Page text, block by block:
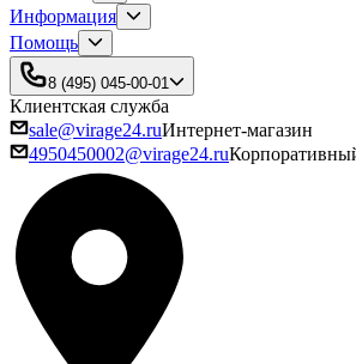
Информация
Помощь
8 (495) 045-00-01
Клиентская служба
sale@virage24.ruИнтернет-магазин
4950450002@virage24.ru